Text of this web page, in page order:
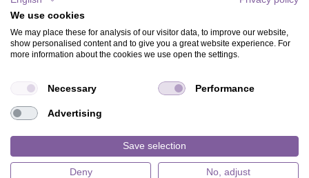
AGB
CHARITY
MAGAZIN
HILFE
We use cookies
We may place these for analysis of our visitor data, to improve our website,
show personalised content and to give you a great website experience. For
more information about the cookies we use open the settings.
Necessary Performance
Advertising
Save selection
Deny No, adjust